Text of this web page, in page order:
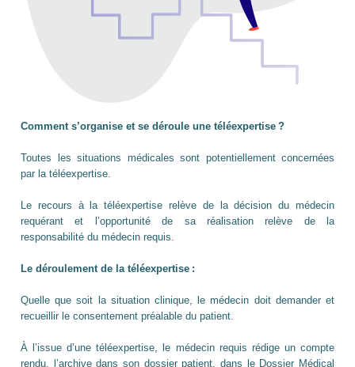
Comment s’organise et se déroule une téléexpertise ?
Toutes les situations médicales sont potentiellement concernées
par la téléexpertise.
Le recours à la téléexpertise relève de la décision du médecin
requérant et l’opportunité de sa réalisation relève de la
responsabilité du médecin requis.
Le déroulement de la téléexpertise :
Quelle que soit la situation clinique, le médecin doit demander et
recueillir le consentement préalable du patient.
À l’issue d’une téléexpertise, le médecin requis rédige un compte
rendu, l’archive dans son dossier patient, dans le Dossier Médical